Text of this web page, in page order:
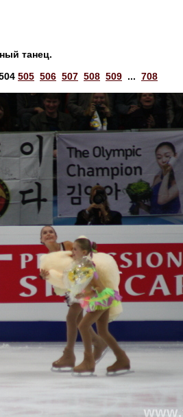
танец.
505 506 507 508 509 ... 708